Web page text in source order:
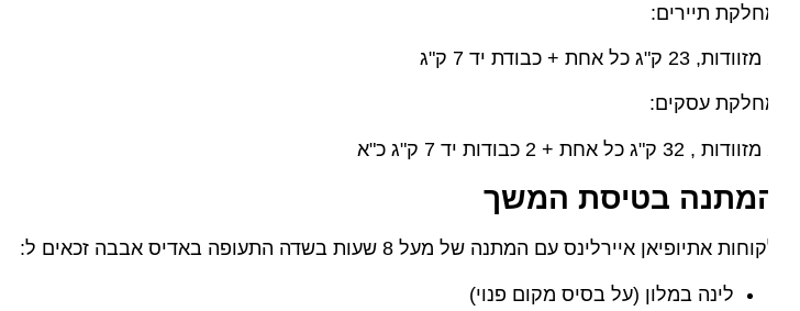
תיירים:
עסקים:
בטיסת המשך
אתיופיאן איירלינס עם המתנה של מעל 8 שעות בשדה התעופה באדיס אבבה זכאים ל:
לינה במלון (על בסיס מקום פנוי)